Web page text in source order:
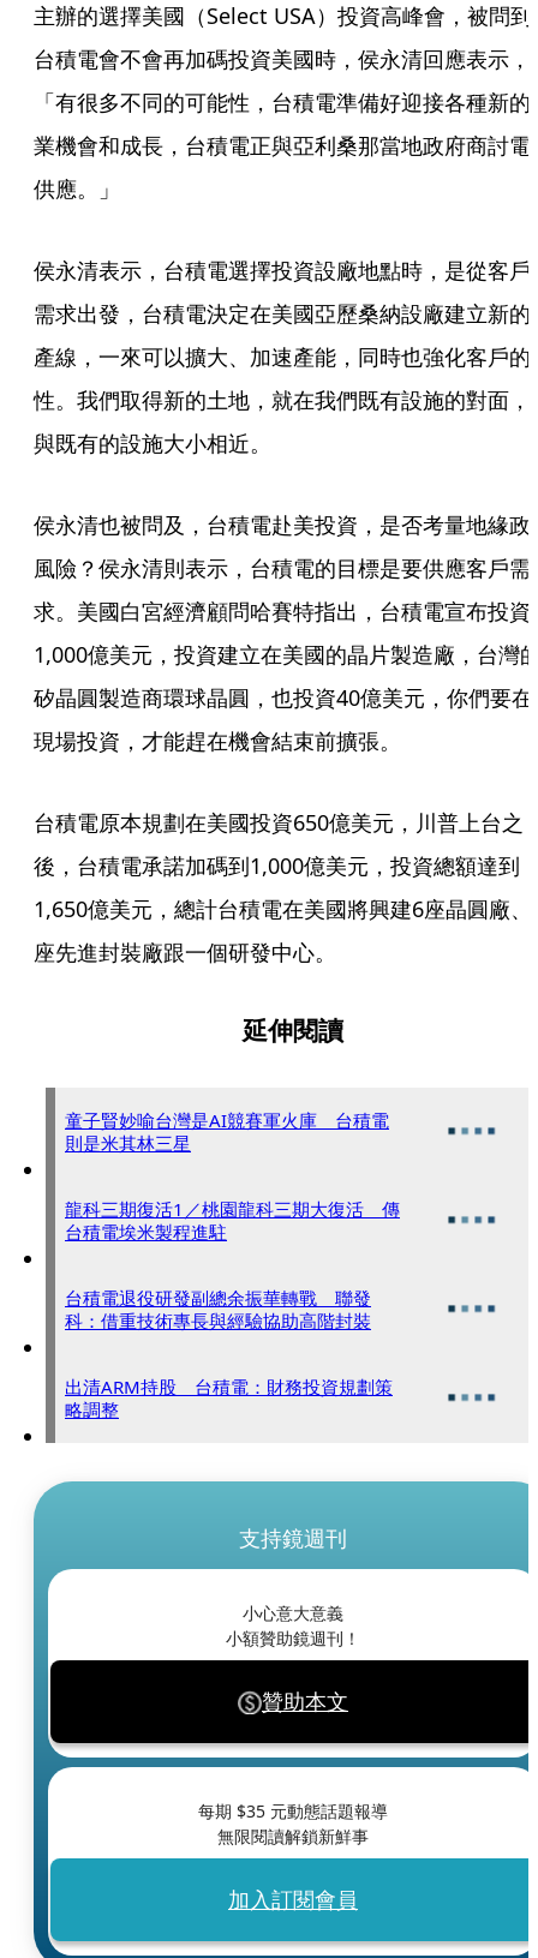
主辦的選擇美國（Select USA）投資高峰會，被問到
台積電會不會再加碼投資美國時，侯永清回應表示，
「有很多不同的可能性，台積電準備好迎接各種新的
業機會和成長，台積電正與亞利桑那當地政府商討電
供應。」
侯永清表示，台積電選擇投資設廠地點時，是從客戶
需求出發，台積電決定在美國亞歷桑納設廠建立新的
產線，一來可以擴大、加速產能，同時也強化客戶的
性。我們取得新的土地，就在我們既有設施的對面，
與既有的設施大小相近。
侯永清也被問及，台積電赴美投資，是否考量地緣政
風險？侯永清則表示，台積電的目標是要供應客戶需
求。美國白宮經濟顧問哈賽特指出，台積電宣布投資
1,000億美元，投資建立在美國的晶片製造廠，台灣
矽晶圓製造商環球晶圓，也投資40億美元，你們要在
現場投資，才能趕在機會結束前擴張。
台積電原本規劃在美國投資650億美元，川普上台之
後，台積電承諾加碼到1,000億美元，投資總額達到
1,650億美元，總計台積電在美國將興建6座晶圓廠、
座先進封裝廠跟一個研發中心。
延伸閱讀
童子賢妙喻台灣是AI競賽軍火庫 台積電
則是米其林三星
龍科三期復活1／桃園龍科三期大復活 傳
台積電埃米製程進駐
台積電退役研發副總余振華轉戰 聯發
科：借重技術專長與經驗協助高階封裝
出清ARM持股 台積電：財務投資規劃策
略調整
支持鏡週刊
小心意大意義
小額贊助鏡週刊！
贊助本文
每期 $35 元動態話題報導
無限閱讀解鎖新鮮事
加入訂閱會員